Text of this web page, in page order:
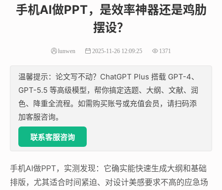
手机AI做PPT，是效率神器还是鸡肋
摆设？
lunwen 2025-11-26 12:09:25 1371
温馨提示：论文写不动？ChatGPT Plus 搭载 GPT-4、
GPT-5.5 等高级模型，帮你搞定选题、大纲、文献、润
色、降重全流程。如需购买账号或充值会员，请扫码添
加客服咨询。
联系客服咨询
手机AI做PPT，实测发现：它确实能快速生成大纲和基础
排版，尤其适合时间紧迫、对设计美感要求不高的应急场